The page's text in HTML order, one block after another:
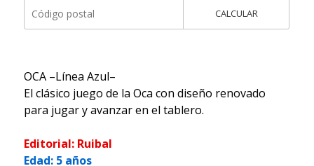
CALCULAR
OCA –Línea Azul–
El clásico juego de la Oca con diseño renovado
para jugar y avanzar en el tablero.
Editorial: Ruibal
Edad: 5 años